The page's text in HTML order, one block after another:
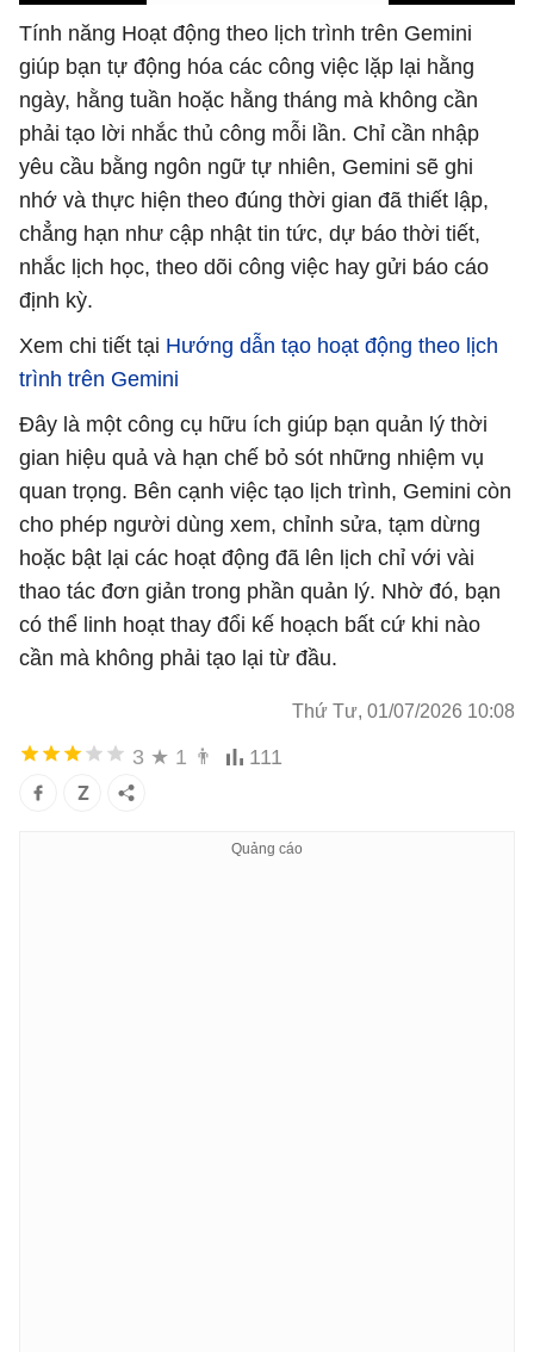
Tính năng Hoạt động theo lịch trình trên Gemini
giúp bạn tự động hóa các công việc lặp lại hằng
ngày, hằng tuần hoặc hằng tháng mà không cần
phải tạo lời nhắc thủ công mỗi lần. Chỉ cần nhập
yêu cầu bằng ngôn ngữ tự nhiên, Gemini sẽ ghi
nhớ và thực hiện theo đúng thời gian đã thiết lập,
chẳng hạn như cập nhật tin tức, dự báo thời tiết,
nhắc lịch học, theo dõi công việc hay gửi báo cáo
định kỳ.
Xem chi tiết tại Hướng dẫn tạo hoạt động theo lịch
trình trên Gemini
Đây là một công cụ hữu ích giúp bạn quản lý thời
gian hiệu quả và hạn chế bỏ sót những nhiệm vụ
quan trọng. Bên cạnh việc tạo lịch trình, Gemini còn
cho phép người dùng xem, chỉnh sửa, tạm dừng
hoặc bật lại các hoạt động đã lên lịch chỉ với vài
thao tác đơn giản trong phần quản lý. Nhờ đó, bạn
có thể linh hoạt thay đổi kế hoạch bất cứ khi nào
cần mà không phải tạo lại từ đầu.
Thứ Tư, 01/07/2026 10:08
3 ★ 1 👨 111